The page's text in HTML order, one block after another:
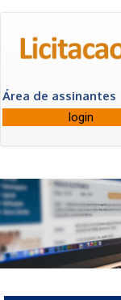
Área de assinantes